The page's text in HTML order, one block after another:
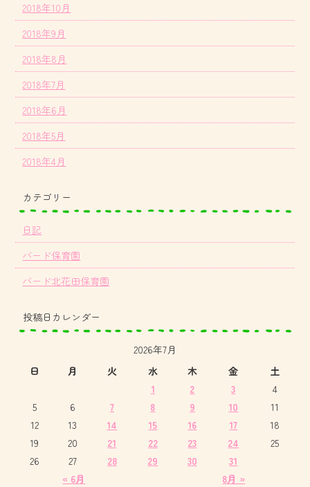
2018年10月
2018年9月
2018年8月
2018年7月
2018年6月
2018年5月
2018年4月
カテゴリー
日記
バード保育園
バード北花田保育園
投稿日カレンダー
2026年7月
日
月 火 水 木 金 土
« 6月 8月 »
1 2 3
4
5
6 7 8 9 10
11
12
13 14 15 16 17
18
19
20 21 22 23 24
25
26
27 28 29 30 31